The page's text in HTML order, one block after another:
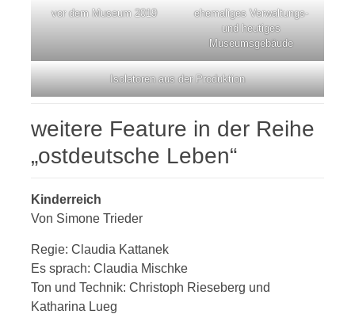
vor dem Museum 2019
ehemaliges Verwaltungs-
und heutiges
Museumsgebäude
Isolatoren aus der Produktion
weitere Feature in der Reihe
„ostdeutsche Leben“
Kinderreich
Von Simone Trieder
Regie: Claudia Kattanek
Es sprach: Claudia Mischke
Ton und Technik: Christoph Rieseberg und
Katharina Lueg